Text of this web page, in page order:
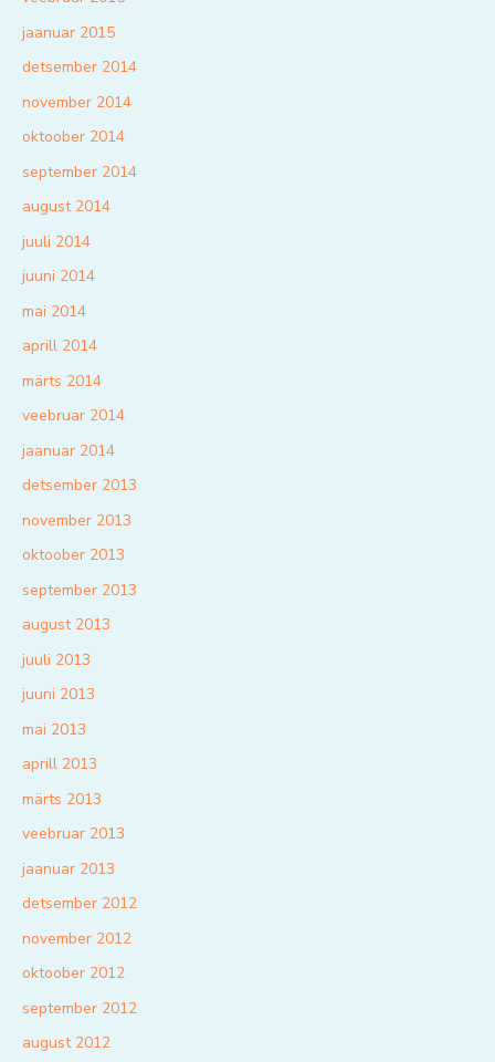
jaanuar 2015
detsember 2014
november 2014
oktoober 2014
september 2014
august 2014
juuli 2014
juuni 2014
mai 2014
aprill 2014
märts 2014
veebruar 2014
jaanuar 2014
detsember 2013
november 2013
oktoober 2013
september 2013
august 2013
juuli 2013
juuni 2013
mai 2013
aprill 2013
märts 2013
veebruar 2013
jaanuar 2013
detsember 2012
november 2012
oktoober 2012
september 2012
august 2012